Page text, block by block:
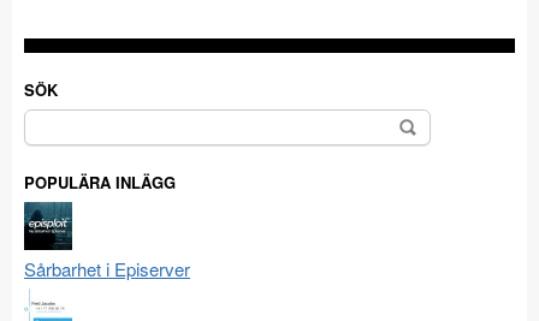
SÖK
Sök
efter:
POPULÄRA INLÄGG
Sårbarhet i Episerver